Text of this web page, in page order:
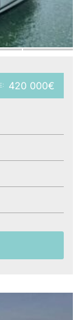
420 000€